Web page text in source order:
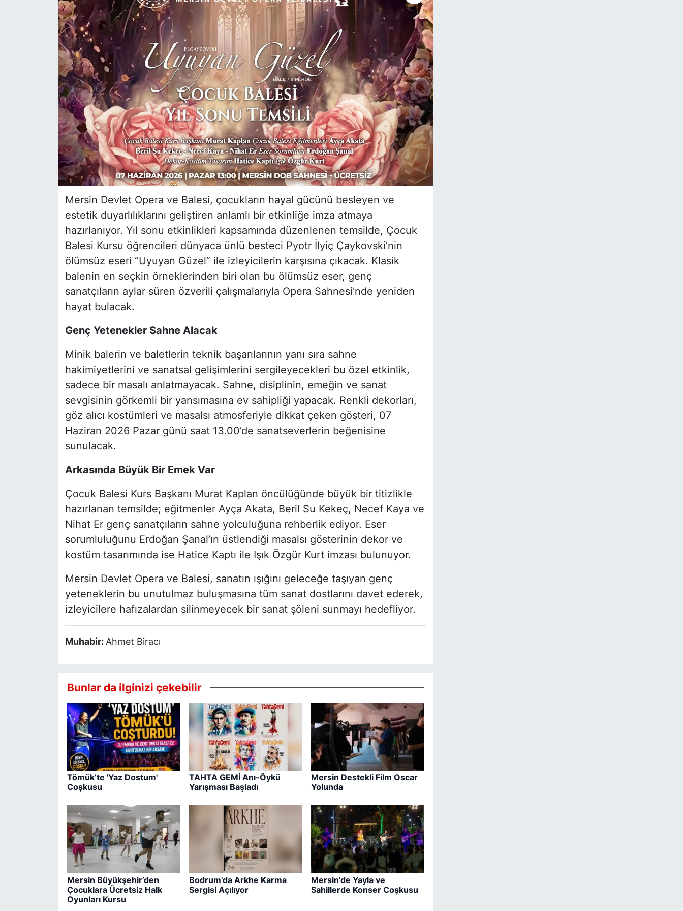
Mersin Devlet Opera ve Balesi, çocukların hayal gücünü besleyen ve
estetik duyarlılıklarını geliştiren anlamlı bir etkinliğe imza atmaya
hazırlanıyor. Yıl sonu etkinlikleri kapsamında düzenlenen temsilde, Çocuk
Balesi Kursu öğrencileri dünyaca ünlü besteci Pyotr İlyiç Çaykovski’nin
ölümsüz eseri “Uyuyan Güzel” ile izleyicilerin karşısına çıkacak. Klasik
balenin en seçkin örneklerinden biri olan bu ölümsüz eser, genç
sanatçıların aylar süren özverili çalışmalarıyla Opera Sahnesi'nde yeniden
hayat bulacak.
Genç Yetenekler Sahne Alacak
Minik balerin ve baletlerin teknik başarılarının yanı sıra sahne
hakimiyetlerini ve sanatsal gelişimlerini sergileyecekleri bu özel etkinlik,
sadece bir masalı anlatmayacak. Sahne, disiplinin, emeğin ve sanat
sevgisinin görkemli bir yansımasına ev sahipliği yapacak. Renkli dekorları,
göz alıcı kostümleri ve masalsı atmosferiyle dikkat çeken gösteri, 07
Haziran 2026 Pazar günü saat 13.00’de sanatseverlerin beğenisine
sunulacak.
Arkasında Büyük Bir Emek Var
Çocuk Balesi Kurs Başkanı Murat Kaplan öncülüğünde büyük bir titizlikle
hazırlanan temsilde; eğitmenler Ayça Akata, Beril Su Kekeç, Necef Kaya ve
Nihat Er genç sanatçıların sahne yolculuğuna rehberlik ediyor. Eser
sorumluluğunu Erdoğan Şanal’ın üstlendiği masalsı gösterinin dekor ve
kostüm tasarımında ise Hatice Kaptı ile Işık Özgür Kurt imzası bulunuyor.
Mersin Devlet Opera ve Balesi, sanatın ışığını geleceğe taşıyan genç
yeteneklerin bu unutulmaz buluşmasına tüm sanat dostlarını davet ederek,
izleyicilere hafızalardan silinmeyecek bir sanat şöleni sunmayı hedefliyor.
Muhabir: Ahmet Biracı
Bunlar da ilginizi çekebilir
Tömük’te 'Yaz Dostum'
Coşkusu
TAHTA GEMİ Anı-Öykü
Yarışması Başladı
Mersin Destekli Film Oscar
Yolunda
Mersin Büyükşehir’den
Çocuklara Ücretsiz Halk
Oyunları Kursu
Bodrum'da Arkhe Karma
Sergisi Açılıyor
Mersin'de Yayla ve
Sahillerde Konser Coşkusu
Siyaset
YEREL HABER
Haberde insan
Tanıtım